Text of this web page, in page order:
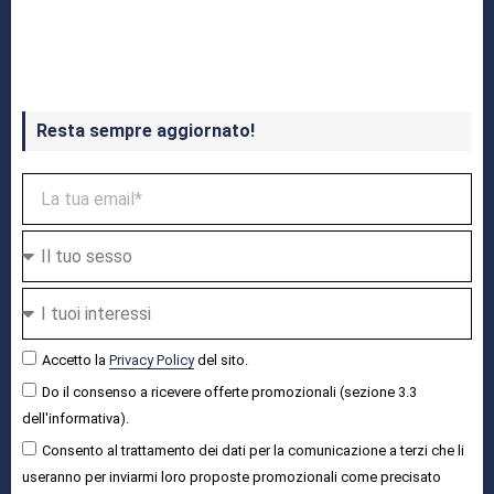
Resta sempre aggiornato!
Accetto la Privacy Policydel sito.
Do il consenso a ricevere offerte promozionali (sezione 3.3
dell'informativa).
Consento al trattamento dei dati per la comunicazione a terzi che li
useranno per inviarmi loro proposte promozionali come precisato